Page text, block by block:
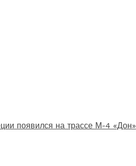
появился на трассе М-4 «Дон»